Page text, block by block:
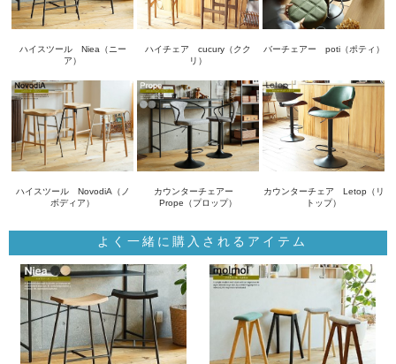
ハイスツール Niea（ニー
ア）
ハイチェア cucury（クク
リ）
バーチェアー poti（ポティ）
ハイスツール NovodiA（ノ
ボディア）
カウンターチェアー
Prope（プロップ）
カウンターチェア Letop（リ
トップ）
よく一緒に購入されるアイテム